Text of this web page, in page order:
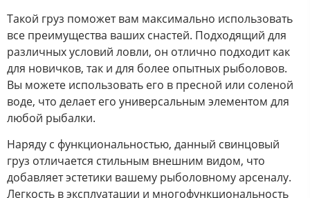
Такой груз поможет вам максимально использовать
все преимущества ваших снастей. Подходящий для
различных условий ловли, он отлично подходит как
для новичков, так и для более опытных рыболовов.
Вы можете использовать его в пресной или соленой
воде, что делает его универсальным элементом для
любой рыбалки.
Наряду с функциональностью, данный свинцовый
груз отличается стильным внешним видом, что
добавляет эстетики вашему рыболовному арсеналу.
Легкость в эксплуатации и многофункциональность